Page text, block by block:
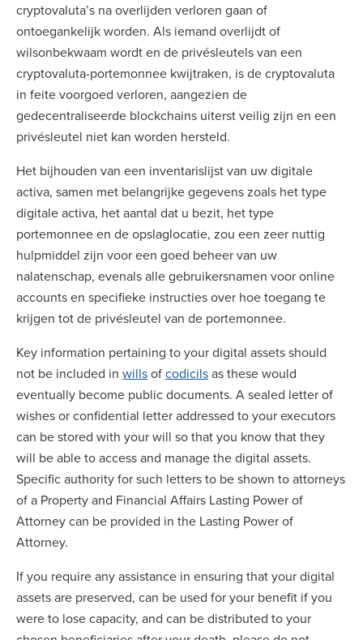
cryptovaluta’s na overlijden verloren gaan of
ontoegankelijk worden. Als iemand overlijdt of
wilsonbekwaam wordt en de privésleutels van een
cryptovaluta-portemonnee kwijtraken, is de cryptovaluta
in feite voorgoed verloren, aangezien de
gedecentraliseerde blockchains uiterst veilig zijn en een
privésleutel niet kan worden hersteld.
Het bijhouden van een inventarislijst van uw digitale
activa, samen met belangrijke gegevens zoals het type
digitale activa, het aantal dat u bezit, het type
portemonnee en de opslaglocatie, zou een zeer nuttig
hulpmiddel zijn voor een goed beheer van uw
nalatenschap, evenals alle gebruikersnamen voor online
accounts en specifieke instructies over hoe toegang te
krijgen tot de privésleutel van de portemonnee.
Key information pertaining to your digital assets should
not be included in willsofcodicilsas these would
eventually become public documents. A sealed letter of
wishes or confidential letter addressed to your executors
can be stored with your will so that you know that they
will be able to access and manage the digital assets.
Specific authority for such letters to be shown to attorneys
of a Property and Financial Affairs Lasting Power of
Attorney can be provided in the Lasting Power of
Attorney.
If you require any assistance in ensuring that your digital
assets are preserved, can be used for your benefit if you
were to lose capacity, and can be distributed to your